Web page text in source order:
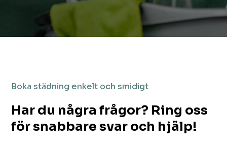
Boka städning enkelt och smidigt
Har du några frågor? Ring oss
för snabbare svar och hjälp!